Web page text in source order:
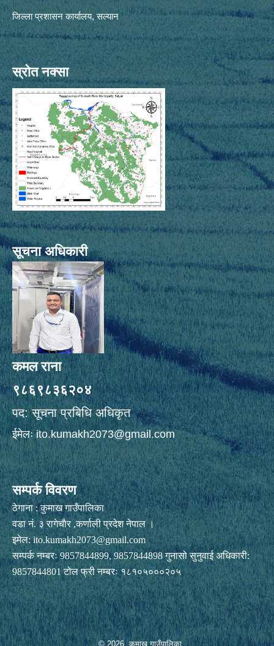
जिल्ला प्रशासन कार्यालय, सल्यान
स्रोत नक्सा
सूचना अधिकारी
कमल राना
९८६९८३६२०४
पद: सूचना प्रबिधि अधिकृत
ईमेलःito.kumakh2073@gmail.com
सम्पर्क विवरण
ठेगाना : कुमाख गाउँपालिका
वडा नं. ३ रागेचाैर ,कर्णाली प्रदेश नेपाल ।
इमेल:ito.kumakh2073@gmail.com
सम्पर्क नम्बरः 9857844899, 9857844898 गुनासो सुनुवाई अधिकारी:
9857844801 टोल फ्री नम्बरः १८१०५०००२०५
© 2026 कुमाख गाउँपालिका